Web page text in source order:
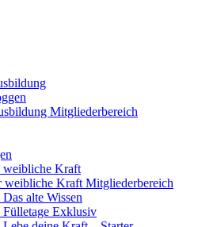
Mitgliederbereich
weibliche Kraft
weibliche Kraft Mitgliederbereich
alte Wissen
Exklusiv